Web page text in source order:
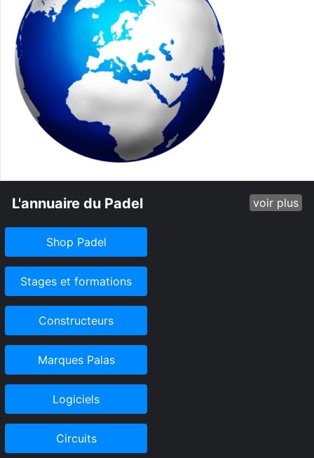
L'annuaire du Padel voir plus
Shop Padel
Stages et formations
Constructeurs
Marques Palas
Logiciels
Circuits